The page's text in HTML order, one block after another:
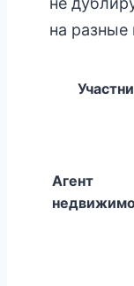
на разные
Агент